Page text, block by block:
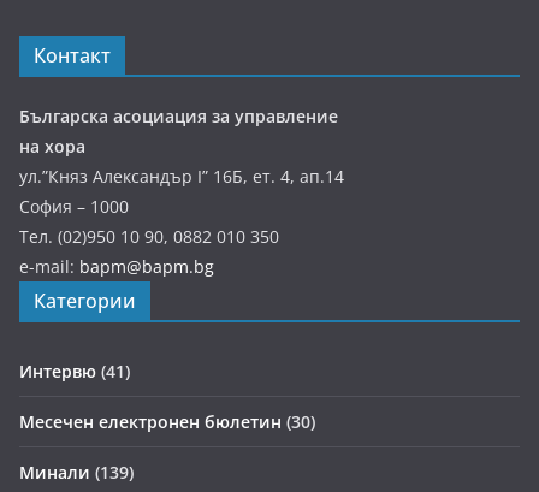
Контакт
Българска асоциация за управление
на хора
ул.”Княз Александър І” 16Б, ет. 4, ап.14
София – 1000
Тел. (02)950 10 90, 0882 010 350
e-mail: bapm@bapm.bg
Категории
Интервю (41)
Месечен електронен бюлетин (30)
Минали (139)